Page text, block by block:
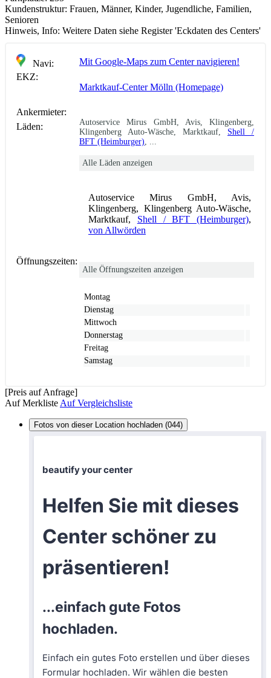
Kundenstruktur: Frauen, Männer, Kinder, Jugendliche, Familien,
Senioren
Hinweis, Info: Weitere Daten siehe Register 'Eckdaten des Centers'
Navi:
Mit Google-Maps zum Center navigieren!
EKZ:
Marktkauf-Center Mölln (Homepage)
Ankermieter:
Läden:
Autoservice Mirus GmbH, Avis, Klingenberg,
Klingenberg Auto-Wäsche, Marktkauf, Shell /
BFT (Heimburger)
Alle Läden anzeigen
Autoservice Mirus GmbH, Avis,
Klingenberg, Klingenberg Auto-Wäsche,
Marktkauf, Shell / BFT (Heimburger),
von Allwörden
Öffnungszeiten:
Alle Öffnungszeiten anzeigen
Montag
Dienstag
Mittwoch
Donnerstag
Freitag
Samstag
[Preis auf Anfrage]
Auf Merkliste Auf Vergleichsliste
Fotos von dieser Location hochladen (044)